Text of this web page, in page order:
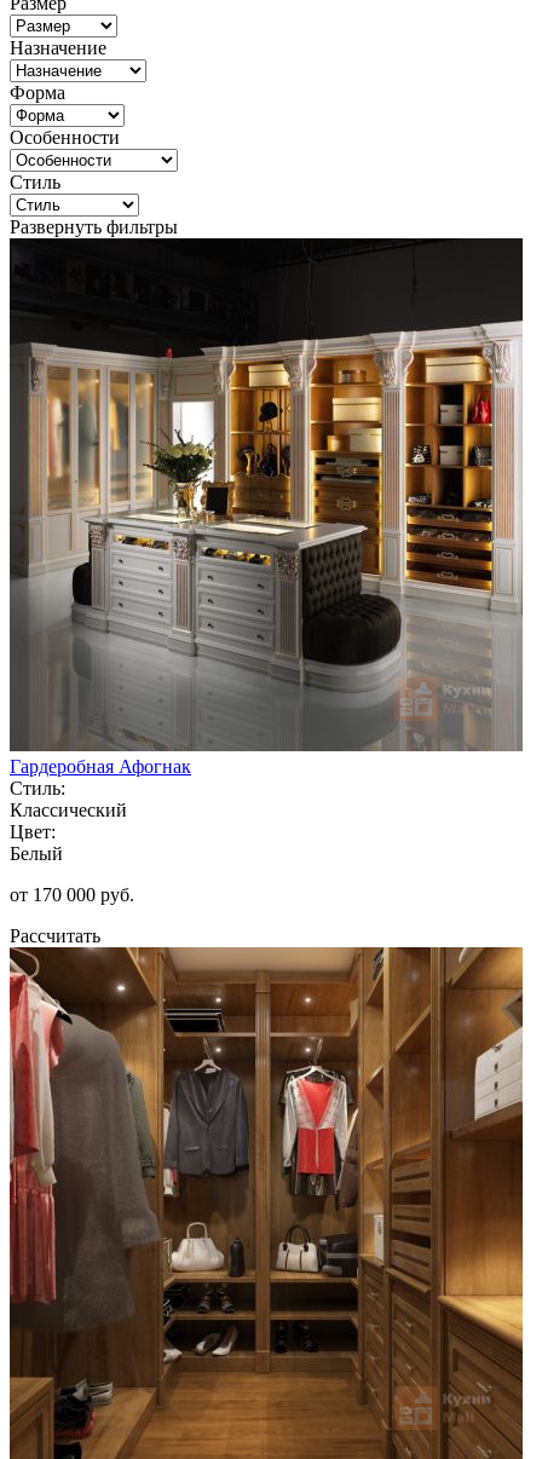
Назначение
Форма
Особенности
Стиль
Развернуть фильтры
Гардеробная Афогнак
Стиль:
Классический
Цвет:
Белый
от 170 000 руб.
Рассчитать